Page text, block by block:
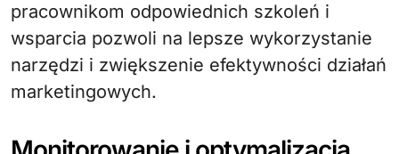
pracownikom odpowiednich szkoleń i
wsparcia pozwoli na lepsze wykorzystanie
narzędzi i zwiększenie efektywności działań
marketingowych.